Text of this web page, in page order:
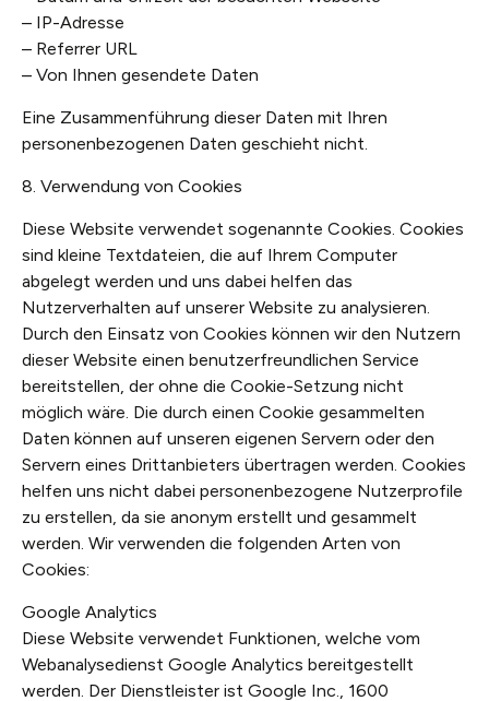
– IP-Adresse
– Referrer URL
– Von Ihnen gesendete Daten
Eine Zusammenführung dieser Daten mit Ihren
personenbezogenen Daten geschieht nicht.
8. Verwendung von Cookies
Diese Website verwendet sogenannte Cookies. Cookies
sind kleine Textdateien, die auf Ihrem Computer
abgelegt werden und uns dabei helfen das
Nutzerverhalten auf unserer Website zu analysieren.
Durch den Einsatz von Cookies können wir den Nutzern
dieser Website einen benutzerfreundlichen Service
bereitstellen, der ohne die Cookie-Setzung nicht
möglich wäre. Die durch einen Cookie gesammelten
Daten können auf unseren eigenen Servern oder den
Servern eines Drittanbieters übertragen werden. Cookies
helfen uns nicht dabei personenbezogene Nutzerprofile
zu erstellen, da sie anonym erstellt und gesammelt
werden. Wir verwenden die folgenden Arten von
Cookies:
Google Analytics
Diese Website verwendet Funktionen, welche vom
Webanalysedienst Google Analytics bereitgestellt
werden. Der Dienstleister ist Google Inc., 1600